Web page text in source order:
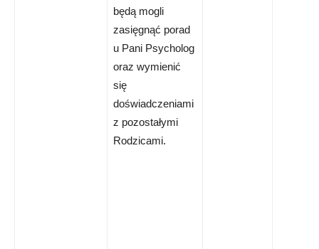
będą mogli
zasięgnąć porad
u Pani Psycholog
oraz wymienić
się
doświadczeniami
z pozostałymi
Rodzicami.